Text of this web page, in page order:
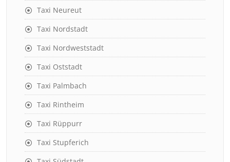
Taxi Neureut
Taxi Nordstadt
Taxi Nordweststadt
Taxi Oststadt
Taxi Palmbach
Taxi Rintheim
Taxi Rüppurr
Taxi Stupferich